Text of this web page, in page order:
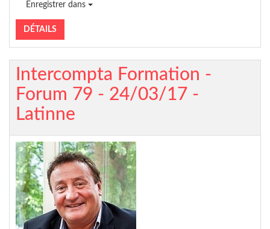
Enregistrer dans
DÉTAILS
Intercompta Formation -
Forum 79 - 24/03/17 -
Latinne